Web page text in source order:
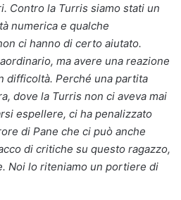
Contro la Turris siamo stati un
numerica e qualche
ci hanno di certo aiutato.
ma avere una reazione
difficoltà. Perché una partita
dove la Turris non ci aveva mai
espellere, ci ha penalizzato
di Pane che ci può anche
di critiche su questo ragazzo,
Noi lo riteniamo un portiere di